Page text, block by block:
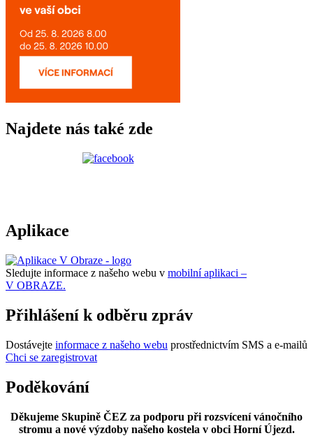
Najdete nás také zde
Aplikace
Sledujte informace z našeho webu v mobilní aplikaci –
V OBRAZE.
Přihlášení k odběru zpráv
Dostávejte informace z našeho webu prostřednictvím SMS a e-mailů
Chci se zaregistrovat
Poděkování
Děkujeme Skupině ČEZ za podporu při rozsvícení vánočního
stromu a nové výzdoby našeho kostela v obci Horní Újezd.